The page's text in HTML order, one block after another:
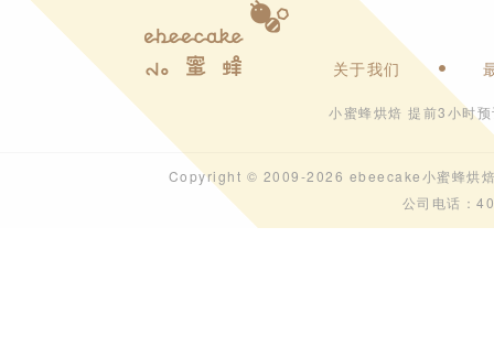
关于我们
小蜜蜂烘焙 提前3小时
Copyright © 2009-2026 ebeecake小蜜蜂烘
公司电话